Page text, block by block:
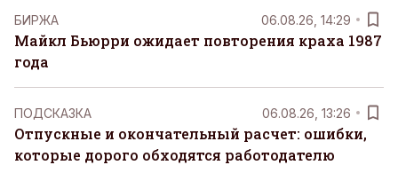
БИРЖА 06.08.26, 14:29
Майкл Бьюрри ожидает повторения краха 1987
года
ПОДСКАЗКА 06.08.26, 13:26
Отпускные и окончательный расчет: ошибки,
которые дорого обходятся работодателю